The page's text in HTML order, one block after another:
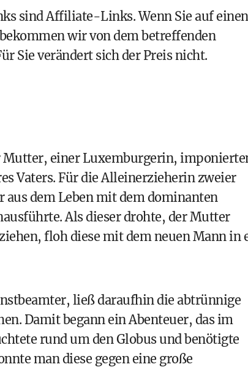
sind Affiliate-Links. Wenn Sie auf einen
wir von dem betreffenden
Sie verändert sich der Preis nicht.
Mutter, einer Luxemburgerin,
Vaters. Für die Alleinerzieherin zweier
aus dem Leben mit dem dominanten
Als dieser drohte, der Mutter
floh diese mit dem neuen Mann in
ließ daraufhin die abtrünnige
Damit begann ein Abenteuer, das im
rund um den Globus und benötigte
man diese gegen eine große